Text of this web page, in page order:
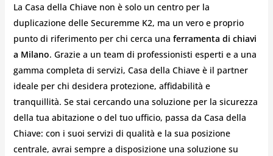
La Casa della Chiave non è solo un centro per la
duplicazione delle Securemme K2, ma un vero e proprio
punto di riferimento per chi cerca una ferramenta di chiavi
a Milano. Grazie a un team di professionisti esperti e a una
gamma completa di servizi, Casa della Chiave è il partner
ideale per chi desidera protezione, affidabilità e
tranquillità. Se stai cercando una soluzione per la sicurezza
della tua abitazione o del tuo ufficio, passa da Casa della
Chiave: con i suoi servizi di qualità e la sua posizione
centrale, avrai sempre a disposizione una soluzione su